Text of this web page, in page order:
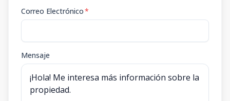
Correo Electrónico*
Mensaje